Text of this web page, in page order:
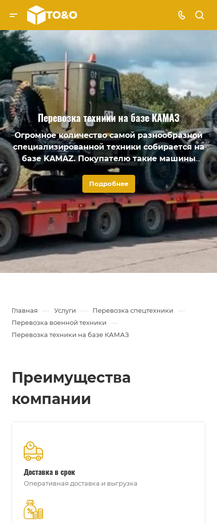
Перевозка техники на базе КАМАЗ
Огромное количество самой разнообразной
специализированной техники собирается на
базе KAMAZ. Покупателю такие машины
должны прийти новыми. Для таких целей
требуется перевозка и, как правило, тралом.
Подробнее
Главная — Услуги — Перевозка спецтехники —
Перевозка военной техники —
Перевозка техники на базе КАМАЗ
Преимущества
компании
Доставка в срок
Оперативная доставка и выгрузка